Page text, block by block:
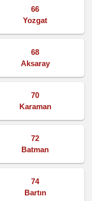
66
Yozgat
68
Aksaray
70
Karaman
72
Batman
74
Bartın